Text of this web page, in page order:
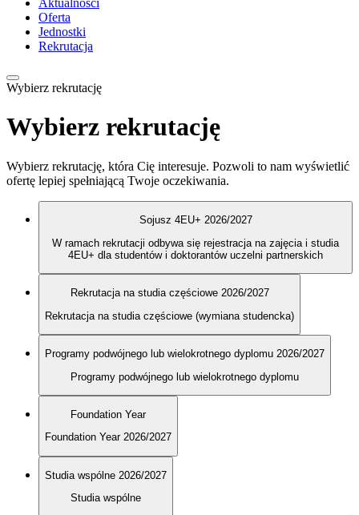
Aktualności
Oferta
Jednostki
Rekrutacja
Wybierz rekrutację
Wybierz rekrutację
Wybierz rekrutację, która Cię interesuje. Pozwoli to nam wyświetlić
ofertę lepiej spełniającą Twoje oczekiwania.
Sojusz 4EU+ 2026/2027
W ramach rekrutacji odbywa się rejestracja na zajęcia i studia
4EU+ dla studentów i doktorantów uczelni partnerskich
Rekrutacja na studia częściowe 2026/2027
Rekrutacja na studia częściowe (wymiana studencka)
Programy podwójnego lub wielokrotnego dyplomu 2026/2027
Programy podwójnego lub wielokrotnego dyplomu
Foundation Year
Foundation Year 2026/2027
Studia wspólne 2026/2027
Studia wspólne